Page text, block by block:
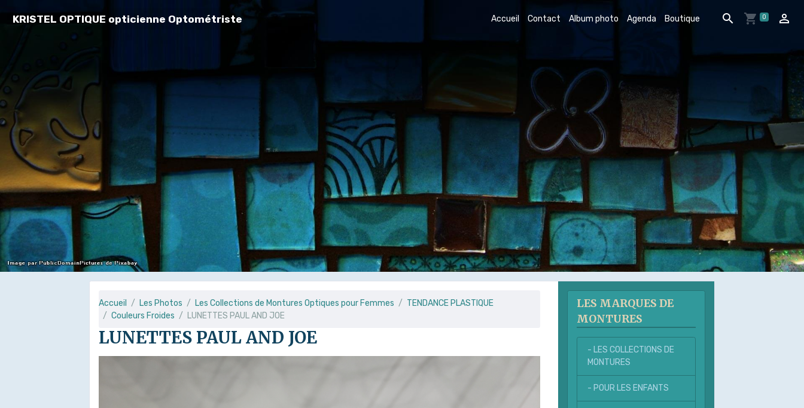
KRISTEL OPTIQUE opticienne Optométriste Accueil Contact Album photo Agenda Boutique 0
Accueil Les Photos Les Collections de Montures Optiques pour Femmes
TENDANCE PLASTIQUE
Couleurs Froides
LUNETTES PAUL AND JOE
LUNETTES PAUL AND JOE
LES MARQUES DE
MONTURES
- LES COLLECTIONS DE
MONTURES
- POUR LES ENFANTS